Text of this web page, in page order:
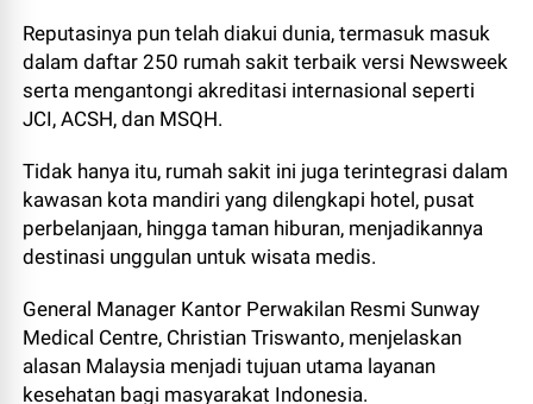
Reputasinya pun telah diakui dunia, termasuk masuk
dalam daftar 250 rumah sakit terbaik versi Newsweek
serta mengantongi akreditasi internasional seperti
JCI, ACSH, dan MSQH.
Tidak hanya itu, rumah sakit ini juga terintegrasi dalam
kawasan kota mandiri yang dilengkapi hotel, pusat
perbelanjaan, hingga taman hiburan, menjadikannya
destinasi unggulan untuk wisata medis.
General Manager Kantor Perwakilan Resmi Sunway
Medical Centre, Christian Triswanto, menjelaskan
alasan Malaysia menjadi tujuan utama layanan
kesehatan bagi masyarakat Indonesia.